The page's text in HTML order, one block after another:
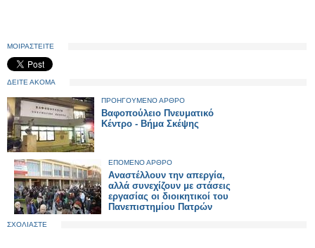
ΜΟΙΡΑΣΤΕΙΤΕ
ΔΕΙΤΕ ΑΚΟΜΑ
ΠΡΟΗΓΟΥΜΕΝΟ ΑΡΘΡΟ
Βαφοπούλειο Πνευματικό
Κέντρο - Βήμα Σκέψης
ΕΠΟΜΕΝΟ ΑΡΘΡΟ
Αναστέλλουν την απεργία,
αλλά συνεχίζουν με στάσεις
εργασίας οι διοικητικοί του
Πανεπιστημίου Πατρών
ΣΧΟΛΙΑΣΤΕ